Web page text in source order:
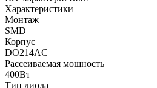
Характеристики
Монтаж
SMD
Корпус
DO214AC
Рассеиваемая мощность
400Вт
Тип диода